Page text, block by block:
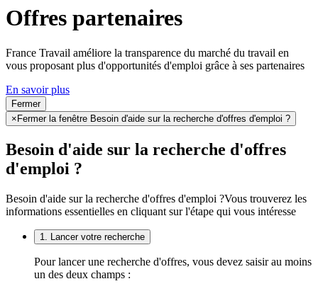
Offres partenaires
France Travail améliore la transparence du marché du travail en
vous proposant plus d'opportunités d'emploi grâce à ses partenaires
En savoir plus
Fermer
× Fermer la fenêtre Besoin d'aide sur la recherche d'offres d'emploi ?
Besoin d'aide sur la recherche d'offres
d'emploi ?
Besoin d'aide sur la recherche d'offres d'emploi ?Vous trouverez les
informations essentielles en cliquant sur l'étape qui vous intéresse
1. Lancer votre recherche
Pour lancer une recherche d'offres, vous devez saisir au moins
un des deux champs :